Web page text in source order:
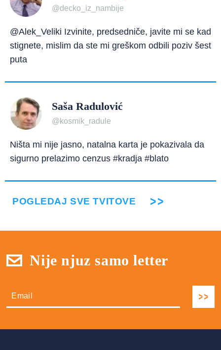
@decko_iz_nambije
@Alek_Veliki Izvinite, predsedniče, javite mi se kad
stignete, mislim da ste mi greškom odbili poziv šest
puta
Saša Radulović
@kosmik_radule
Ništa mi nije jasno, natalna karta je pokazivala da
sigurno prelazimo cenzus #kradja #blato
POGLEDAJ SVE TVITOVE
Nije njuz samo letter